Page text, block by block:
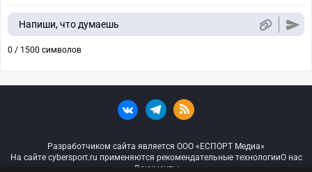
Напиши, что думаешь
0 / 1500 символов
Разработчиком сайта является ООО «ЕСПОРТ Медиа»
На сайте cybersport.ru применяются рекомендательные технологииО нас
Документы